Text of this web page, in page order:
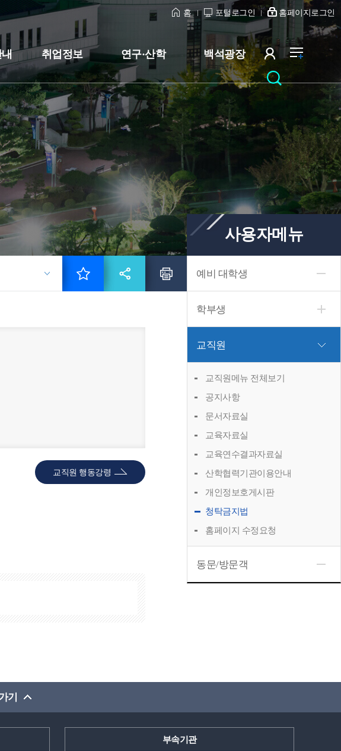
홈 포털로그인 홈페이지로그인
내 취업정보 연구·산학 백석광장
사용자메뉴
예비 대학생
학부생
교직원
교직원메뉴 전체보기
공지사항
문서자료실
교육자료실
교육연수결과자료실
산학협력기관이용안내
개인정보호게시판
청탁금지법
홈페이지 수정요청
동문/방문객
교직원 행동강령
기
부속기관